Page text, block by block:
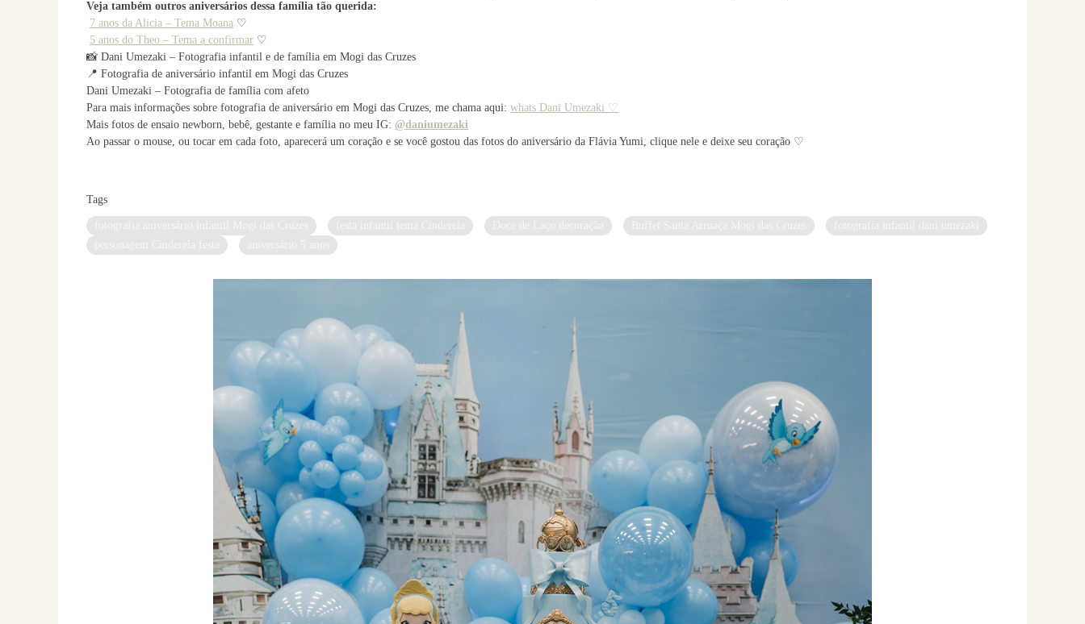
Veja também outros aniversários dessa família tão querida:
7 anos da Alicia – Tema Moana ♡
5 anos do Theo – Tema a confirmar ♡
📸 Dani Umezaki – Fotografia infantil e de família em Mogi das Cruzes
📍 Fotografia de aniversário infantil em Mogi das Cruzes
Dani Umezaki – Fotografia de família com afeto
Para mais informações sobre fotografia de aniversário em Mogi das Cruzes, me chama aqui: whats Dani Umezaki ♡
Mais fotos de ensaio newborn, bebê, gestante e família no meu IG: @daniumezaki
Ao passar o mouse, ou tocar em cada foto, aparecerá um coração e se você gostou das fotos do aniversário da Flávia Yumi, clique nele e deixe seu coração ♡
Tags